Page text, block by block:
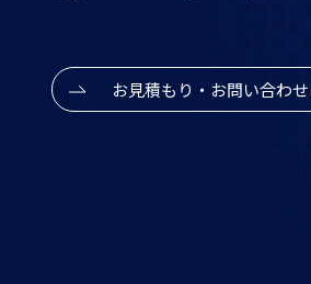
お見積もり・お問い合わ